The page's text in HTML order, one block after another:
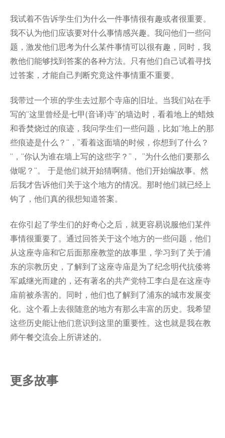
我试着不告诉学生们为什么一件事情很有趣或者很重要。
我不认为他们应该要对什么事情感兴趣。我问他们一些问
题，激发他们思考为什么某件事情可以很有趣，同时，我
教他们能够找到答案的各种方法。只有他们自己试着寻找
过答案，才能自己判断究竟这件事情重不重要。
我带过一个班的学生去过那个寺庙的旧址。当我们站在手
写的“这里曾经是七甲(音译)寺”的墙边时，看着地上的蜡烛
和香焚烧过的痕迹，我问学生们一些问题，比如“地上的那
些痕迹是什么？“，”看着这面墙的时候，你想到了什么？
“，“你认为谁在墙上写的这些字？”， ”为什么他们要那么
做呢？“。 于是他们就开始猜啊猜。他们开始编故事。然
后我才告诉他们关于这个地方的情况。那时他们就已经上
钩了，他们真的很想知道答案。
在你引起了学生们的好奇心之后，就更容易说服他们某件
事情很重要了。通过回答关于这个地方的一些问题，他们
从这座寺庙和它后面那座教堂的故事里，学习到了关于浦
东的宗教历史，了解到了这座寺庙是为了纪念明代抗倭将
军戚继光而建的，还有著名的共产党特工李白是在这座寺
庙前被杀害的。同时，他们也了解到了浦东的城市发展变
化。这个看上去很随意的地方有那么丰富的历史。我希望
这些历史能让他们意识到这里的重要性。这也就是我在教
师午餐交流会上所讲述的。
更多故事